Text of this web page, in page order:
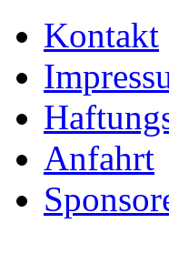
Kontakt
Anfahrt